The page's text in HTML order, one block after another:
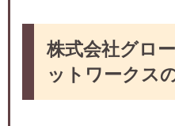
株式会社グロ
ットワークス